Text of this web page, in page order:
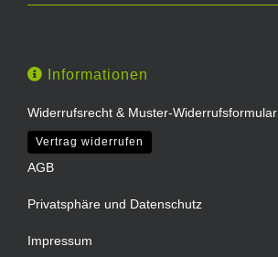
Informationen
Widerrufsrecht & Muster-Widerrufsformular
Vertrag widerrufen
AGB
Privatsphäre und Datenschutz
Impressum